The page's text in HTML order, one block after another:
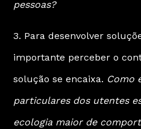
pessoas?
3. Para desenvolver
importante perceber o
solução se encaixa. Como
particulares dos utentes
ecologia maior de